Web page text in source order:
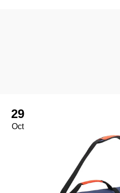
29
Oct